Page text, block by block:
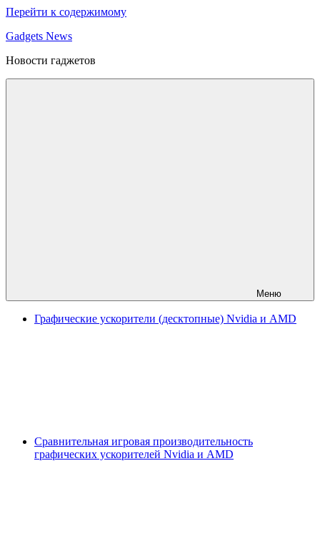
Перейти к содержимому
Gadgets News
Новости гаджетов
Меню
Графические ускорители (десктопные) Nvidia и AMD
Сравнительная игровая производительность
графических ускорителей Nvidia и AMD